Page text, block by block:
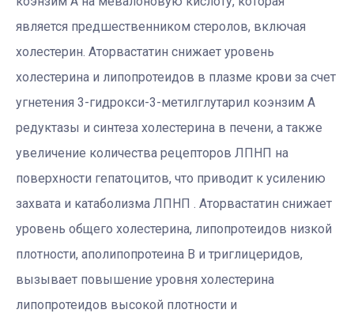
является предшественником стеролов, включая
холестерин. Аторвастатин снижает уровень
холестерина и липопротеидов в плазме крови за счет
угнетения 3-гидрокси-3-метилглутарил коэнзим А
редуктазы и синтеза холестерина в печени, а также
увеличение количества рецепторов ЛПНП на
поверхности гепатоцитов, что приводит к усилению
захвата и катаболизма ЛПНП . Аторвастатин снижает
уровень общего холестерина, липопротеидов низкой
плотности, аполипопротеина В и триглицеридов,
вызывает повышение уровня холестерина
липопротеидов высокой плотности и